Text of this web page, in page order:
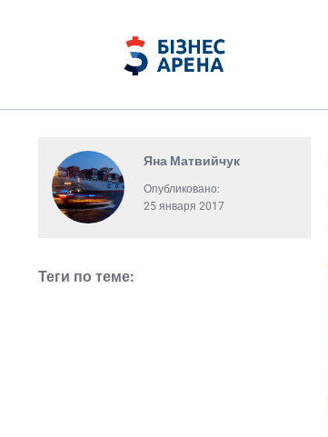
Яна Матвийчук
Опубликовано:
25 января 2017
Теги по теме: